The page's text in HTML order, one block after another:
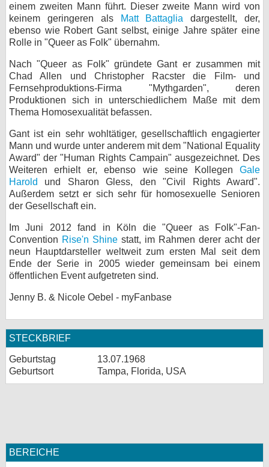
einem zweiten Mann führt. Dieser zweite Mann wird von
keinem geringeren als
Matt Battaglia dargestellt, der,
ebenso wie Robert Gant selbst, einige Jahre später eine
Rolle in "Queer as Folk" übernahm.
Nach "Queer as Folk" gründete Gant er zusammen mit
Chad Allen und Christopher Racster die Film- und
Fernsehproduktions-Firma "Mythgarden", deren
Produktionen sich in unterschiedlichem Maße mit dem
Thema Homosexualität befassen.
Gant ist ein sehr wohltätiger, gesellschaftlich engagierter
Mann und wurde unter anderem mit dem "National Equality
Award" der "Human Rights Campain" ausgezeichnet. Des
Weiteren erhielt er, ebenso wie seine Kollegen Gale
Harold
und Sharon Gless, den "Civil Rights Award".
Außerdem setzt er sich sehr für homosexuelle Senioren
der Gesellschaft ein.
Im Juni 2012 fand in Köln die "Queer as Folk"-Fan-
Convention Rise'n Shine statt, im Rahmen derer acht der
neun Hauptdarsteller weltweit zum ersten Mal seit dem
Ende der Serie in 2005 wieder gemeinsam bei einem
öffentlichen Event aufgetreten sind.
Jenny B. & Nicole Oebel - myFanbase
STECKBRIEF
Geburtstag
13.07.1968
Geburtsort
Tampa, Florida, USA
BEREICHE